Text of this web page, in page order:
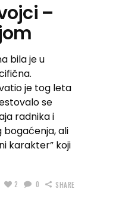
–
bila je u
je tog leta
se
radnika i
ali
karakter” koji
2 0 SHARE